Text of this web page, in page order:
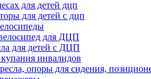
для детей дцп
для детей с дцп
для ДЦП
для детей с ДЦП
инвалидов
опоры для сидения,